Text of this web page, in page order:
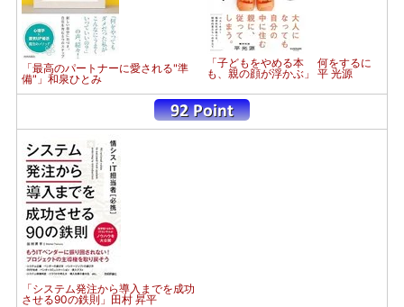
「最高のパートナーに愛される"準
備"」和泉ひとみ
「子どもをやめる本 何をするに
も、親の顔が浮かぶ」 平 光源
「システム発注から導入までを成功
させる90の鉄則」田村 昇平